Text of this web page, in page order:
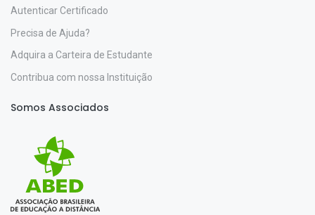
Autenticar Certificado
Precisa de Ajuda?
Adquira a Carteira de Estudante
Contribua com nossa Instituição
Somos Associados